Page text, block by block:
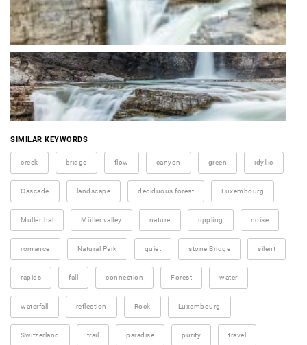
SIMILAR KEYWORDS
creek bridge flow canyon green idyllic
Cascade landscape deciduous forest Luxembourg
Mullerthal Müller valley nature rippling noise
romance Natural Park quiet stone Bridge silent
rapids fall connection Forest water
waterfall reflection Rock Luxembourg
Switzerland trail paradise purity travel